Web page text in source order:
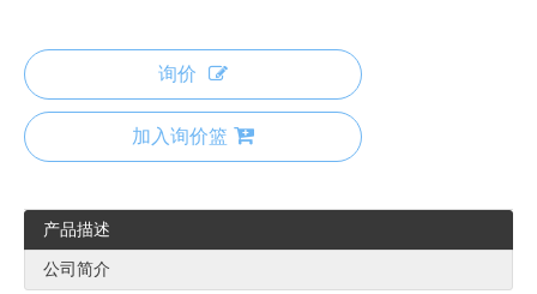
询价
加入询价篮
产品描述
公司简介